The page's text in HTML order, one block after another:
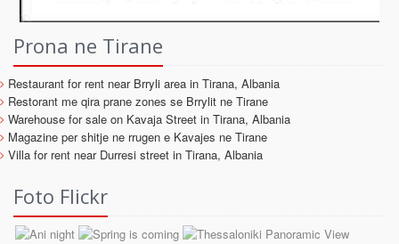
Prona ne Tirane
Restaurant for rent near Brryli area in Tirana, Albania
Restorant me qira prane zones se Brrylit ne Tirane
Warehouse for sale on Kavaja Street in Tirana, Albania
Magazine per shitje ne rrugen e Kavajes ne Tirane
Villa for rent near Durresi street in Tirana, Albania
Foto Flickr